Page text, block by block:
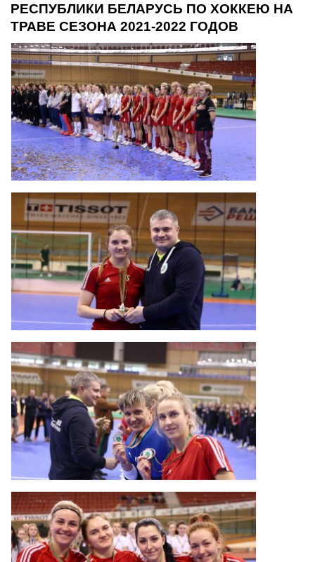
РЕСПУБЛИКИ БЕЛАРУСЬ ПО ХОККЕЮ НА
ТРАВЕ СЕЗОНА 2021-2022 ГОДОВ